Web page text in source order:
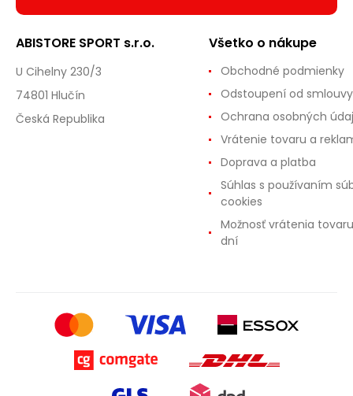
ABISTORE SPORT s.r.o.
U Cihelny 230/3
74801 Hlučín
Česká Republika
Všetko o nákupe
Obchodné podmienky
Odstoupení od smlouvy
Ochrana osobných
Vrátenie tovaru a
Doprava a platba
Súhlas s používaním
cookies
Možnosť vrátenia
dní